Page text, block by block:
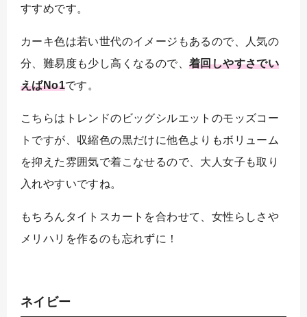
すすめです。
カーキ色は若い世代のイメージもあるので、人気の
分、難易度も少し高くなるので、 着回しやすさでい
えばNo1です。
こちらはトレンドのビッグシルエットのモッズコー
トですが、収縮色の黒だけに他色よりもボリューム
を抑えた雰囲気で着こなせるので、大人女子も取り
入れやすいですね。
もちろんタイトスカートを合わせて、女性らしさや
メリハリを作るのも忘れずに！
ネイビー